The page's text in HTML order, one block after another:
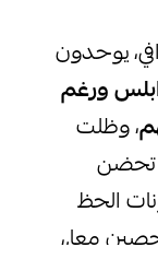
يوحدون
ورغم
، وظلت
تحضن
الحظ
معا,،